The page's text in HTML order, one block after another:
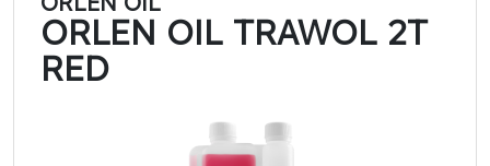
ORLEN OIL TRAWOL 2T
RED